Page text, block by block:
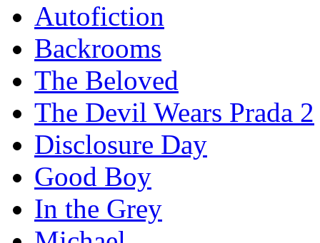
Autofiction
Backrooms
The Beloved
The Devil Wears Prada 2
Disclosure Day
Good Boy
In the Grey